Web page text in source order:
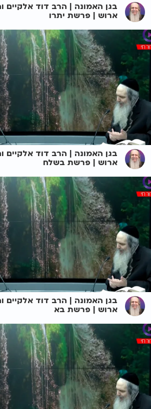
בגן האמונה | הרב דוד אלקיים
ארוש | פרשת יתרו
בגן האמונה | הרב דוד אלקיים
ארוש | פרשת בשלח
בגן האמונה | הרב דוד אלקיים
ארוש | פרשת בא